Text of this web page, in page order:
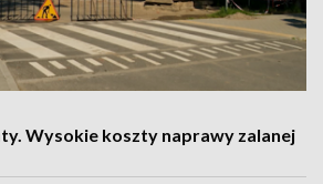
Wysokie koszty naprawy zalanej